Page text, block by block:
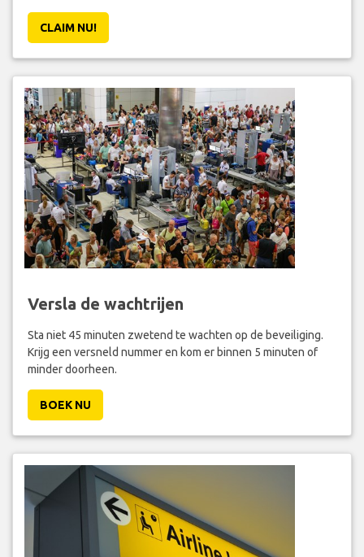
CLAIM NU!
Versla de wachtrijen
Sta niet 45 minuten zwetend te wachten op de beveiliging.
Krijg een versneld nummer en kom er binnen 5 minuten of
minder doorheen.
BOEK NU